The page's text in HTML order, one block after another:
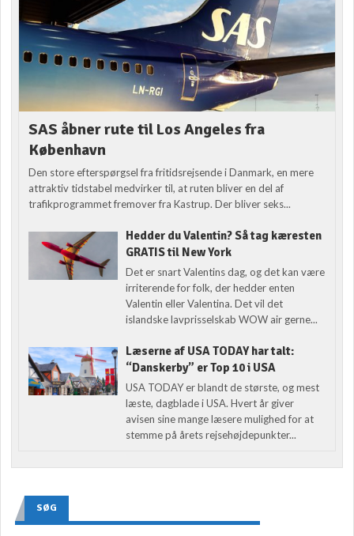
SAS åbner rute til Los Angeles fra
København
Den store efterspørgsel fra fritidsrejsende i Danmark, en mere
attraktiv tidstabel medvirker til, at ruten bliver en del af
trafikprogrammet fremover fra Kastrup. Der bliver seks...
Hedder du Valentin? Så tag kæresten
GRATIS til New York
Det er snart Valentins dag, og det kan være
irriterende for folk, der hedder enten
Valentin eller Valentina. Det vil det
islandske lavprisselskab WOW air gerne...
Læserne af USA TODAY har talt:
“Danskerby” er Top 10 i USA
USA TODAY er blandt de største, og mest
læste, dagblade i USA. Hvert år giver
avisen sine mange læsere mulighed for at
stemme på årets rejsehøjdepunkter...
SØG